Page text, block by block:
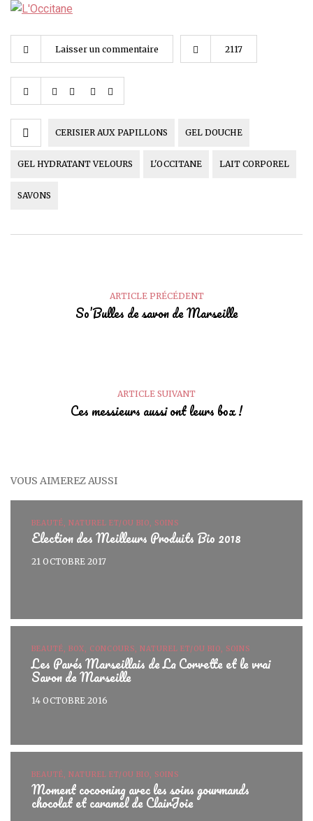
Laisser un commentaire 2117
CERISIER AUX PAPILLONS GEL DOUCHE
GEL HYDRATANT VELOURS L'OCCITANE LAIT CORPOREL
SAVONS
ARTICLE PRÉCÉDENT
So’Bulles de savon de Marseille
ARTICLE SUIVANT
Ces messieurs aussi ont leurs box !
VOUS AIMEREZ AUSSI
BEAUTÉ, NATUREL ET/OU BIO, SOINS
Election des Meilleurs Produits Bio 2018
21 OCTOBRE 2017
BEAUTÉ, BOX, CONCOURS, NATUREL ET/OU BIO, SOINS
Les Pavés Marseillais de La Corvette et le vrai
Savon de Marseille
14 OCTOBRE 2016
BEAUTÉ, NATUREL ET/OU BIO, SOINS
Moment cocooning avec les soins gourmands
chocolat et caramel de ClairJoie